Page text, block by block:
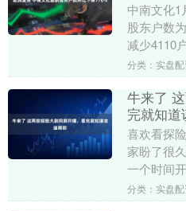
中南文化1
股东户数
减少4110
该公司股
分类：实盘配
牛来了
完就知道
喜欢看探
家盼了很
一个时间
吹灯》牛
分类：实盘配